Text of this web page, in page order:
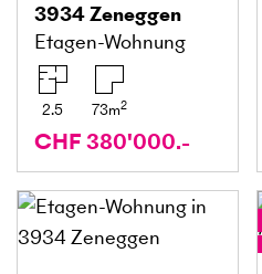
3934Zeneggen
Etagen-Wohnung
2.5 73m2
CHF 380'000.-